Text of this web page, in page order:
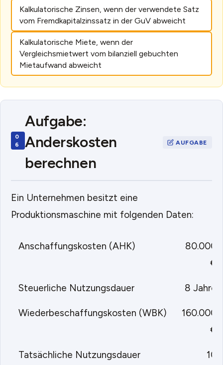
Kalkulatorische Zinsen, wenn der verwendete Satz
vom Fremdkapitalzinssatz in der GuV abweicht
Kalkulatorische Miete, wenn der
Vergleichsmietwert vom bilanziell gebuchten
Mietaufwand abweicht
Aufgabe:
Anderskosten
berechnen
Ein Unternehmen besitzt eine
Produktionsmaschine mit folgenden Daten:
Anschaffungskosten (AHK)
80.000
€
Steuerliche Nutzungsdauer 8 Jahre
Wiederbeschaffungskosten (WBK)
160.000
€
Tatsächliche Nutzungsdauer
10